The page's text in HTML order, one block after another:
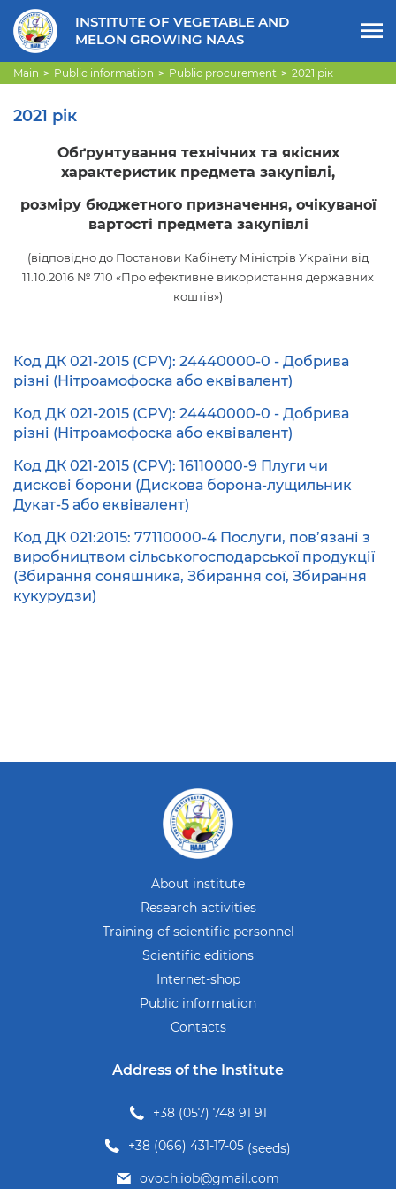
INSTITUTE OF VEGETABLE AND
MELON GROWING NAAS
Main Public information Public procurement 2021 рік
2021 рік
Обґрунтування технічних та якісних
характеристик предмета закупівлі,
розміру бюджетного призначення, очікуваної
вартості предмета закупівлі
(відповідно до Постанови Кабінету Міністрів України від
11.10.2016 № 710 «Про ефективне використання державних
коштів»)
Код ДК 021-2015 (CPV): 24440000-0 - Добрива
різні (Нітроамофоска або еквівалент)
Код ДК 021-2015 (CPV): 24440000-0 - Добрива
різні (Нітроамофоска або еквівалент)
Код ДК 021-2015 (CPV): 16110000-9 Плуги чи
дискові борони (Дискова борона-лущильник
Дукат-5 або еквівалент)
Код ДК 021:2015: 77110000-4 Послуги, пов’язані з
виробництвом сільськогосподарської продукції
(Збирання соняшника, Збирання сої, Збирання
кукурудзи)
About institute
Research activities
Training of scientific personnel
Scientific editions
Internet-shop
Public information
Contacts
Address of the Institute
+38 (057) 748 91 91
+38 (066) 431-17-05 (seeds)
ovoch.iob@gmail.com